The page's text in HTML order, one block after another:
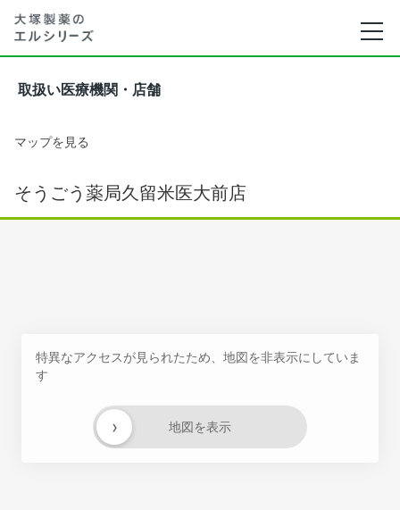
取扱い医療機関・店舗
マップを見る
そうごう薬局久留米医大前店
特異なアクセスが見られたため、地図を非表示にしていま
す
地図を表示
›